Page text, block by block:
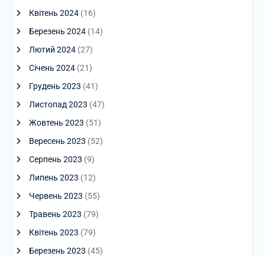
Квітень 2024(16)
Березень 2024(14)
Лютий 2024(27)
Січень 2024(21)
Грудень 2023 (41)
Листопад 2023 (47)
Жовтень 2023 (51)
Вересень 2023 (52)
Серпень 2023 (9)
Липень 2023 (12)
Червень 2023 (55)
Травень 2023 (79)
Квітень 2023 (79)
Березень 2023 (45)